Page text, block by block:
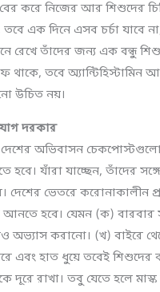
করে নিজের আর শিশুদের
এক দিনে এসব চর্চা যাবে
রেখে তাঁদের জন্য এক বন্ধু
থাকে, তবে
উচিত নয়।
দরকার
দেশের অভিবাসন
হবে। যাঁরা যাচ্ছেন, তাঁদের
দেশের ভেতরে করোনাকালীন
আনতে হবে। যেমন (ক) বারবার
অভ্যাস করানো। (খ) বাইরে
এবং হাত ধুয়ে তবেই শিশুদের
দূরে রাখা। তবু যেতে হলে